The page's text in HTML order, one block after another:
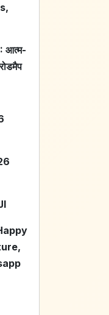
आत्म-